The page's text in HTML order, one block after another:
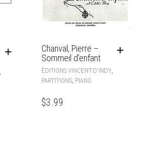
Chanval, Pierre –
Sommeil d’enfant
ÉDITIONS VINCENT-D'INDY,
PARTITIONS, PIANO
$3.99